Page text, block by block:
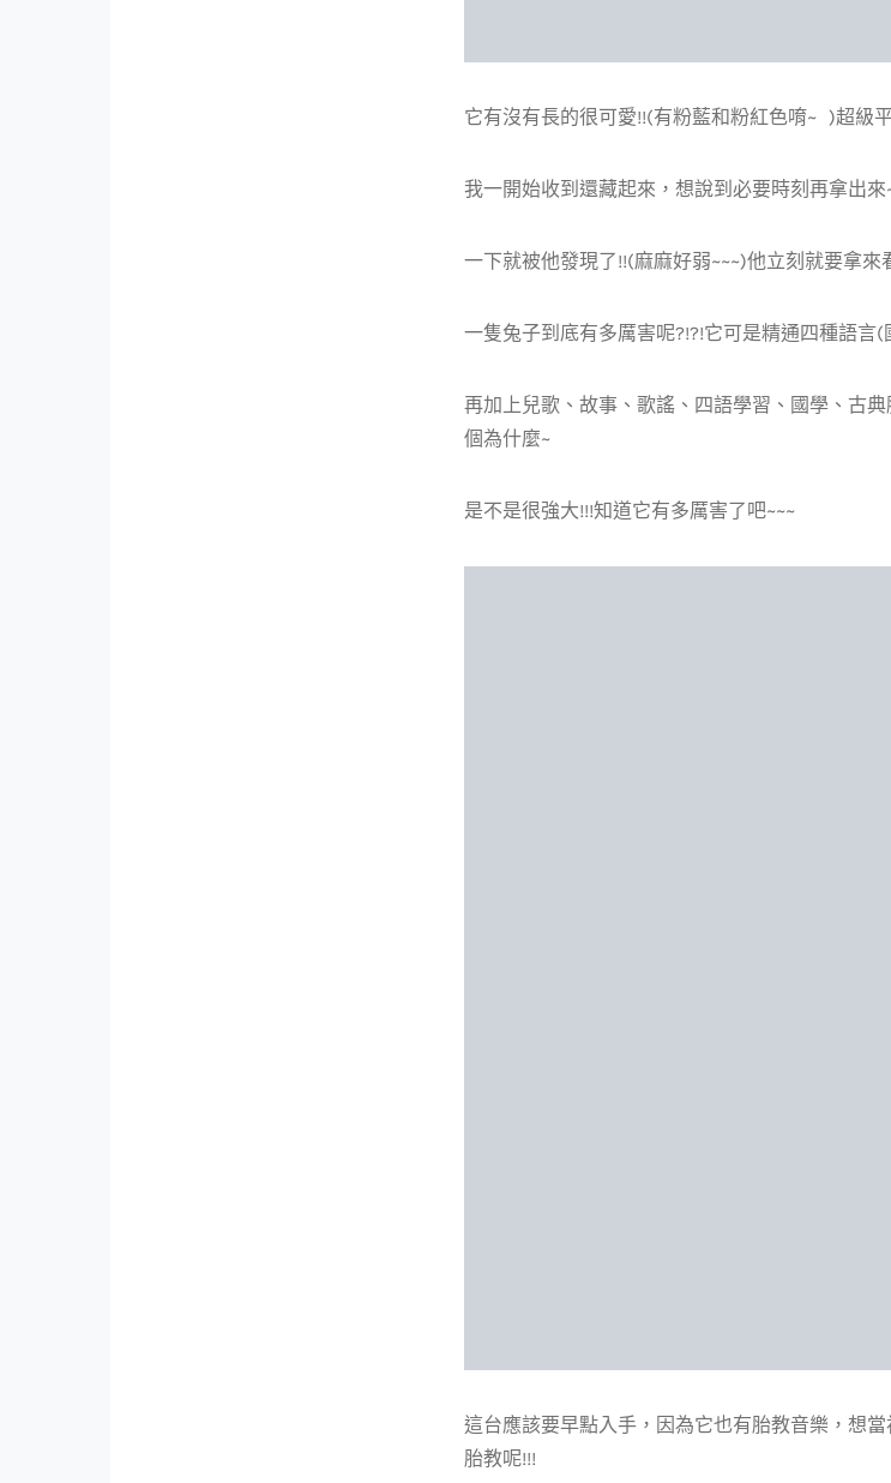
它有沒有長的很可愛!!(有粉藍和粉紅色唷~ )超級
我一開始收到還藏起來，想說到必要時刻再拿出來
一下就被他發現了!!(麻麻好弱~~~)他立刻就要拿
一隻兔子到底有多厲害呢?!?!它可是精通四種語言
再加上兒歌、故事、歌謠、四語學習、國學、古
個為什麼~
是不是很強大!!!知道它有多厲害了吧~~~
這台應該要早點入手，因為它也有胎教音樂，想
胎教呢!!!